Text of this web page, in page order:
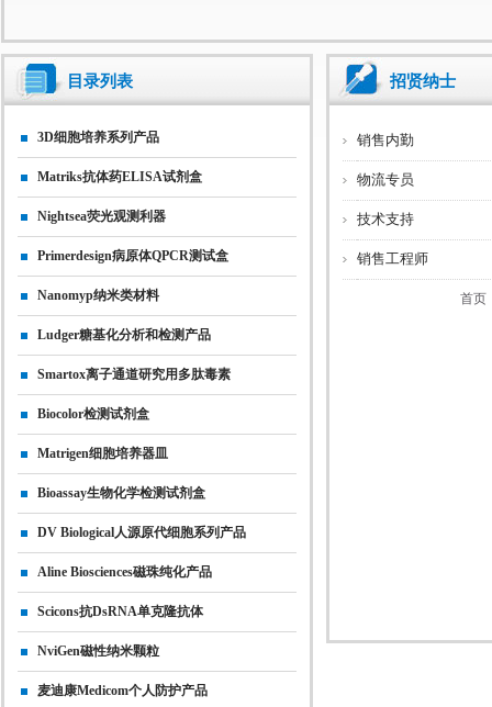
目录列表
3D细胞培养系列产品
Matriks抗体药ELISA试剂盒
Nightsea荧光观测利器
Primerdesign病原体qPCR测试盒
Nanomyp纳米类材料
Ludger糖基化分析和检测产品
Smartox离子通道研究用多肽毒素
Biocolor检测试剂盒
Matrigen细胞培养器皿
Bioassay生物化学检测试剂盒
DV Biological人源原代细胞系列产品
Aline Biosciences磁珠纯化产品
Scicons抗dsRNA单克隆抗体
NviGen磁性纳米颗粒
麦迪康Medicom个人防护产品
招贤纳士
销售内勤
物流专员
技术支持
销售工程师
首页